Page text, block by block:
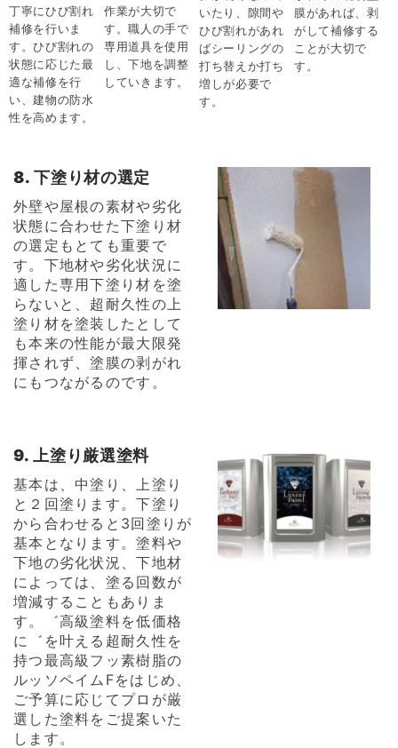
丁寧にひび割れ
補修を行いま
す。ひび割れの
状態に応じた最
適な補修を行
い、建物の防水
性を高めます。
作業が大切で
す。職人の手で
専用道具を使用
し、下地を調整
していきます。
いたり、隙間や
ひび割れがあれ
ばシーリングの
打ち替えか打ち
増しが必要で
す。
膜があれば、剥
がして補修する
ことが大切で
す。
8. 下塗り材の選定
外壁や屋根の素材や劣化
状態に合わせた下塗り材
の選定もとても重要で
す。下地材や劣化状況に
適した専用下塗り材を塗
らないと、超耐久性の上
塗り材を塗装したとして
も本来の性能が最大限発
揮されず、塗膜の剥がれ
にもつながるのです。
9. 上塗り厳選塗料
基本は、中塗り、上塗り
と２回塗ります。下塗り
から合わせると3回塗りが
基本となります。塗料や
下地の劣化状況、下地材
によっては、塗る回数が
増減することもありま
す。゛高級塗料を低価格
に゛を叶える超耐久性を
持つ最高級フッ素樹脂の
ルッソペイムFをはじめ、
ご予算に応じてプロが厳
選した塗料をご提案いた
します。